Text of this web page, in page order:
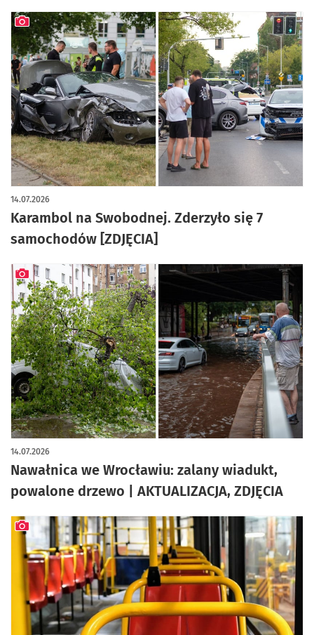
Karambol na Swobodnej. Zderzyło się 7
samochodów [ZDJĘCIA]
14.07.2026
artykuł z galerią zdjęć
Nawałnica we Wrocławiu: zalany wiadukt,
powalone drzewo | AKTUALIZACJA, ZDJĘCIA
14.07.2026
artykuł z galerią zdjęć